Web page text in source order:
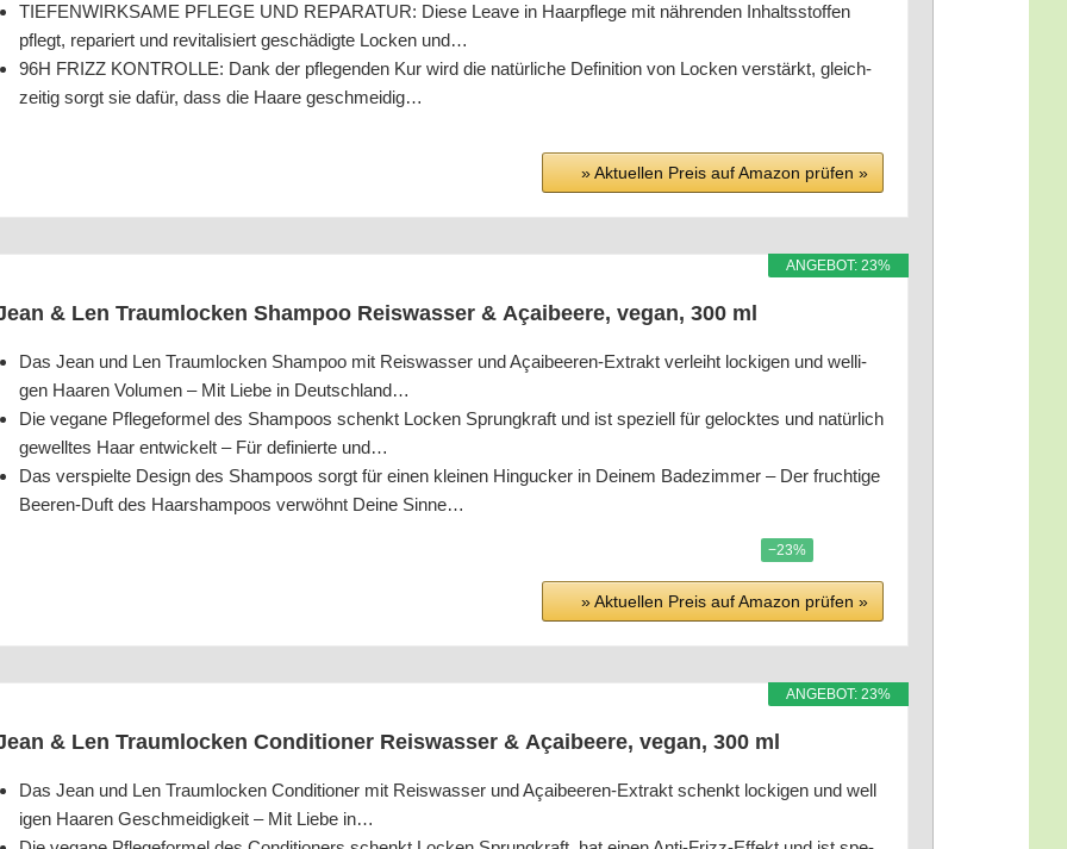
TIEFENWIRKSAME PFLEGE UND REPARATUR: Die­se Lea­ve in Haar­pfle­ge mit näh­ren­den Inhalts­stof­fen
pflegt, repa­riert und revi­ta­li­siert geschä­dig­te Locken und…
96H FRIZZ KONTROLLE: Dank der pfle­gen­den Kur wird die natür­li­che Defi­ni­ti­on von Locken ver­stärkt, gleich­
zei­tig sorgt sie dafür, dass die Haa­re geschmeidig…
» Aktu­el­len Preis auf Ama­zon prü­fen »
ANGE­BOT: 23%
& Len Traum­lo­cken Sham­poo Reis­was­ser & Açai­bee­re, vegan, 300 ml
Das Jean und Len Traum­lo­cken Sham­poo mit Reis­was­ser und Açai­bee­ren-Extrakt ver­leiht locki­gen und wel­li­
gen Haa­ren Volu­men – Mit Lie­be in Deutschland…
Die vega­ne Pfle­ge­for­mel des Sham­poos schenkt Locken Sprung­kraft und ist spe­zi­ell für gelock­tes und natür­lich
gewell­tes Haar ent­wi­ckelt – Für defi­nier­te und…
Das ver­spiel­te Design des Sham­poos sorgt für einen klei­nen Hin­gu­cker in Dei­nem Bade­zim­mer – Der fruch­ti­ge
Bee­ren-Duft des Haar­sham­poos ver­wöhnt Dei­ne Sinne…
−23%
» Aktu­el­len Preis auf Ama­zon prü­fen »
ANGE­BOT: 23%
& Len Traum­lo­cken Con­di­tio­ner Reis­was­ser & Açai­bee­re, vegan, 300 ml
Das Jean und Len Traum­lo­cken Con­di­tio­ner mit Reis­was­ser und Açai­bee­ren-Extrakt schenkt locki­gen und wel­l
i­gen Haa­ren Geschmei­dig­keit – Mit Lie­be in…